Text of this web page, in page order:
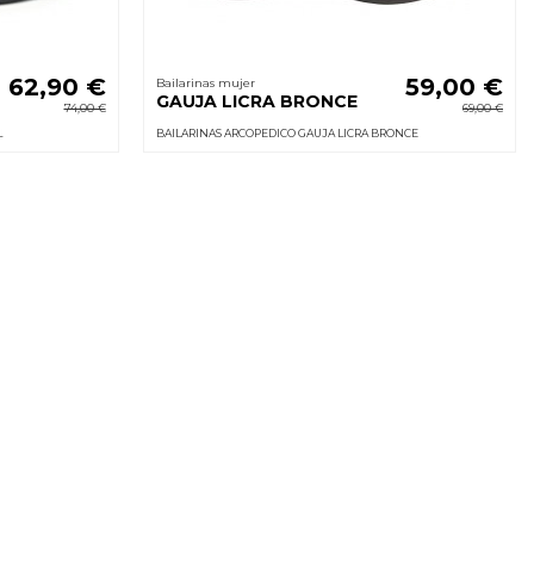
62,90 €
74,00 €
Bailarinas mujer
GAUJA LICRA BRONCE
59,00 €
69,00 €
BAILARINAS ARCOPEDICO GAUJA LICRA BRONCE